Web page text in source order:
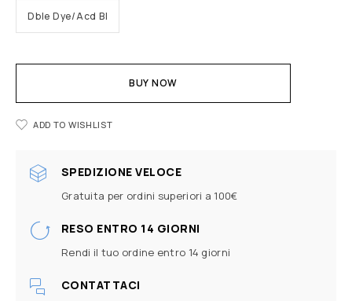
Dble Dye/Acd Bl
BUY NOW
ADD TO WISHLIST
SPEDIZIONE VELOCE
Gratuita per ordini superiori a 100€
RESO ENTRO 14 GIORNI
Rendi il tuo ordine entro 14 giorni
CONTATTACI